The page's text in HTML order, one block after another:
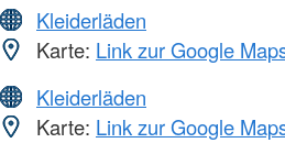
Kleiderläden
Karte: Link zur Google
Kleiderläden
Karte: Link zur Google